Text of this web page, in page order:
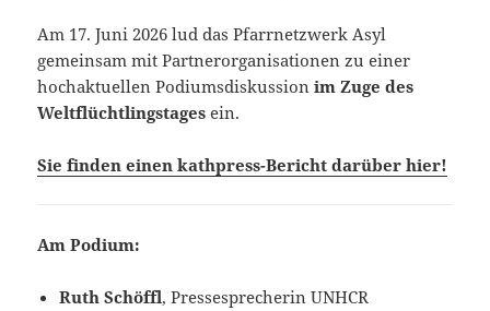
Am 17. Juni 2026 lud das Pfarrnetzwerk Asyl
gemeinsam mit Partnerorganisationen zu einer
hochaktuellen Podiumsdiskussionim Zuge des
Weltflüchtlingstages ein.
Sie finden einen kathpress-Bericht darüber hier!
Am Podium:
Ruth Schöffl, Pressesprecherin UNHCR